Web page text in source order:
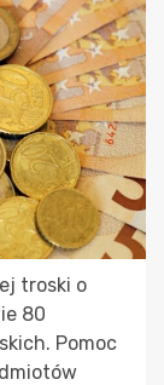
troski o
80
Pomoc